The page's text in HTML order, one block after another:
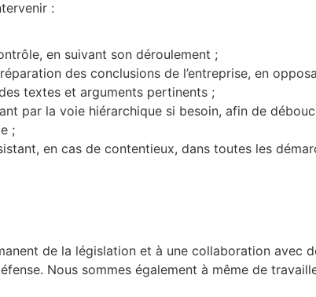
:
en suivant son déroulement ;
des conclusions de l’entreprise, en
des textes et arguments pertinents ;
par la voie hiérarchique si besoin, afin de
;
en cas de contentieux, dans toutes les
de la législation et à une collaboration avec
Nous sommes également à même de